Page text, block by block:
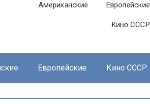
Американские Европейские
Кино СССР
Европейские Кино СССР